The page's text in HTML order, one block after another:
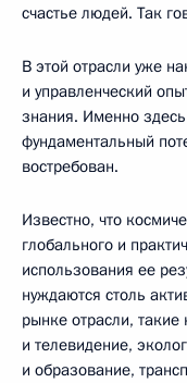
счастье людей. Так
В этой отрасли уже
и управленческий
знания. Именно
фундаментальный
востребован.
Известно, что
глобального и
использования ее
нуждаются столь
рынке отрасли,
и телевидение,
и образование,